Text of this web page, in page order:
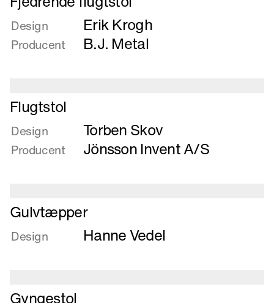
mere
om
Fjedrende
flugtstol
Design Erik Krogh
Producent B.J. Metal
Læs
mere
om
Flugtstol
Flugtstol
Design Torben Skov
Producent Jönsson Invent A/S
Læs
mere
om
Gulvtæpper
Design Hanne Vedel
Læs
Gyngestol